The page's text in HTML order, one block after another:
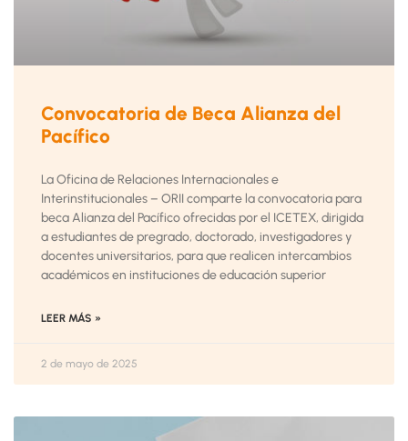
Convocatoria de Beca Alianza del
Pacífico
La Oficina de Relaciones Internacionales e
Interinstitucionales – ORII comparte la convocatoria para
beca Alianza del Pacífico ofrecidas por el ICETEX, dirigida
a estudiantes de pregrado, doctorado, investigadores y
docentes universitarios, para que realicen intercambios
académicos en instituciones de educación superior
LEER MÁS »
2 de mayo de 2025